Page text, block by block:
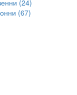
(24)
(67)